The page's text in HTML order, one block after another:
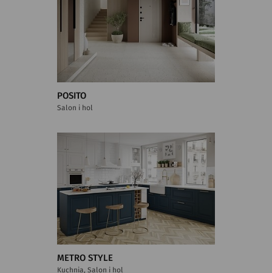
POSITO
Salon i hol
METRO STYLE
Kuchnia, Salon i hol